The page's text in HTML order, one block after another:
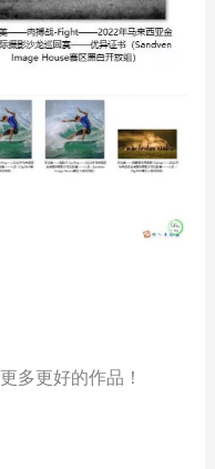
多更好的作品！